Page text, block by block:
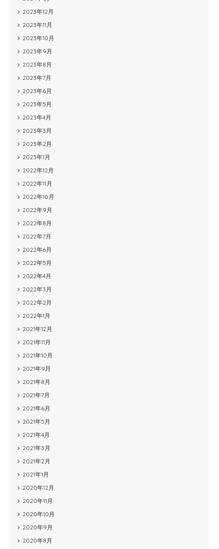
2023年12月
2023年11月
2023年10月
2023年9月
2023年8月
2023年7月
2023年6月
2023年5月
2023年4月
2023年3月
2023年2月
2023年1月
2022年12月
2022年11月
2022年10月
2022年9月
2022年8月
2022年7月
2022年6月
2022年5月
2022年4月
2022年3月
2022年2月
2022年1月
2021年12月
2021年11月
2021年10月
2021年9月
2021年8月
2021年7月
2021年6月
2021年5月
2021年4月
2021年3月
2021年2月
2021年1月
2020年12月
2020年11月
2020年10月
2020年9月
2020年8月